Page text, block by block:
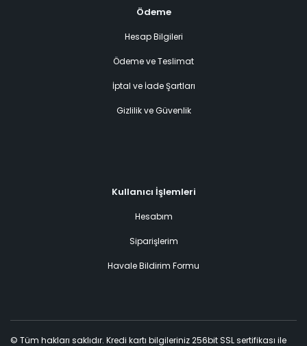
Ödeme
Hesap Bilgileri
Ödeme ve Teslimat
İptal ve İade Şartları
Gizlilik ve Güvenlik
Kullanıcı İşlemleri
Hesabım
Siparişlerim
Havale Bildirim Formu
© Tüm hakları saklıdır. Kredi kartı bilgileriniz 256bit SSL sertifikası ile